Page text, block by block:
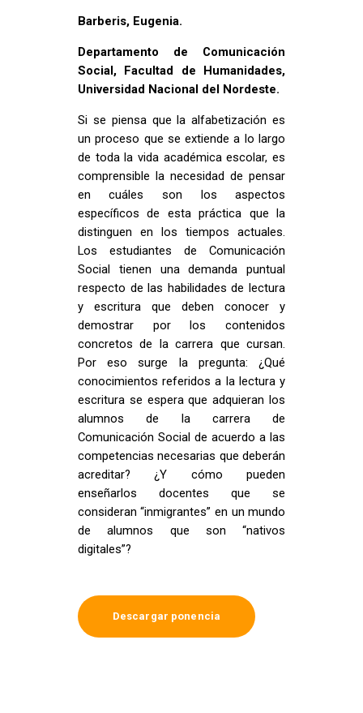
Barberis, Eugenia.
Departamento de Comunicación
Social, Facultad de Humanidades,
Universidad Nacional del Nordeste.
Si se piensa que la alfabetización es
un proceso que se extiende a lo largo
de toda la vida académica escolar, es
comprensible la necesidad de pensar
en cuáles son los aspectos
específicos de esta práctica que la
distinguen en los tiempos actuales.
Los estudiantes de Comunicación
Social tienen una demanda puntual
respecto de las habilidades de lectura
y escritura que deben conocer y
demostrar por los contenidos
concretos de la carrera que cursan.
Por eso surge la pregunta: ¿Qué
conocimientos referidos a la lectura y
escritura se espera que adquieran los
alumnos de la carrera de
Comunicación Social de acuerdo a las
competencias necesarias que deberán
acreditar? ¿Y cómo pueden
enseñarlos docentes que se
consideran “inmigrantes” en un mundo
de alumnos que son “nativos
digitales”?
Descargar ponencia